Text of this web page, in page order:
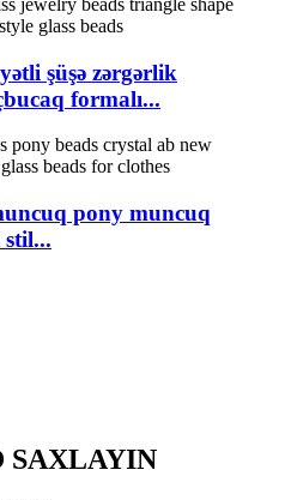
şüşə zərgərlik
formalı...
pony muncuq